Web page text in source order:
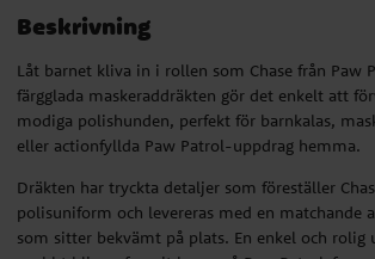
Beskrivning
Låt barnet kliva in i rollen som Chase från Paw
färgglada maskeraddräkten gör det enkelt att
modiga polishunden, perfekt för barnkalas,
eller actionfyllda Paw Patrol-uppdrag hemma.
Dräkten har tryckta detaljer som föreställer
polisuniform och levereras med en matchande
som sitter bekvämt på plats. En enkel och rolig